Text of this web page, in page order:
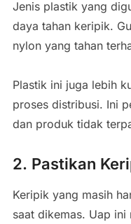
Jenis plastik yang
daya tahan keripik.
nylon yang tahan
Plastik ini juga lebih
proses distribusi. Ini
dan produk tidak
2. Pastikan
Keripik yang masih
saat dikemas. Uap